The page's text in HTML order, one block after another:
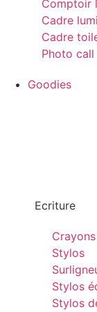
Comptoir
Cadre
Cadre
Photo call
Goodies
Ecriture
Crayons
Stylos
Stylos
Stylos